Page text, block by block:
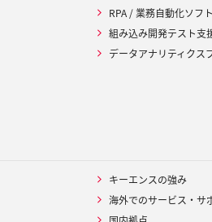
RPA / 業務自動化ソフ
組み込み開発テスト支
データアナリティクス
キーエンスの強み
海外でのサービス・サ